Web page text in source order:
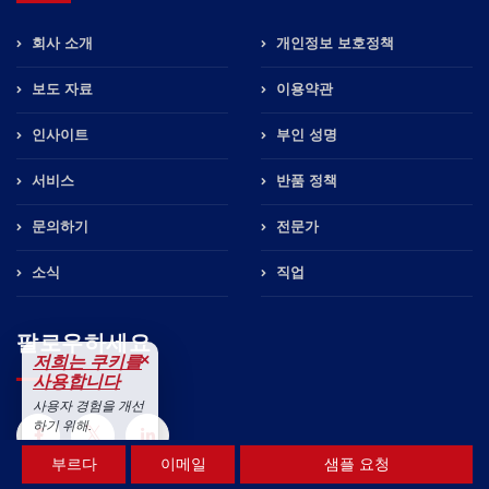
부르다 이메일 샘플 요청
회사 소개
보도 자료
인사이트
서비스
문의하기
소식
개인정보 보호정책
이용약관
부인 성명
반품 정책
전문가
직업
팔로우하세요
저희는 쿠키를
사용합니다
×
사용자 경험을 개선
하기 위해.